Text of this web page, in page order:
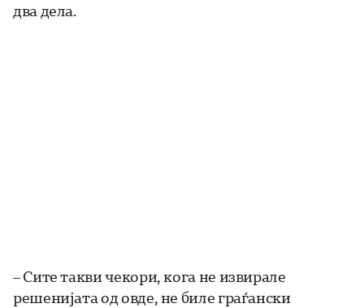
два дела.
– Сите такви чекори, кога не извирале
решенијата од овде, не биле граѓански